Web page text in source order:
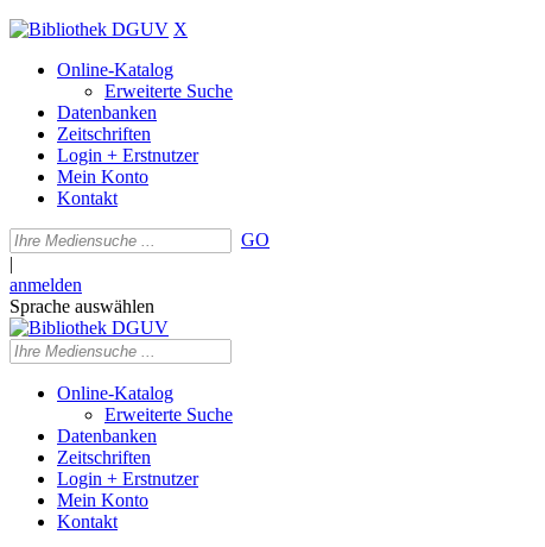
X
Online-Katalog
Erweiterte Suche
Datenbanken
Zeitschriften
Login + Erstnutzer
Mein Konto
Kontakt
GO
|
anmelden
Sprache auswählen
Online-Katalog
Erweiterte Suche
Datenbanken
Zeitschriften
Login + Erstnutzer
Mein Konto
Kontakt